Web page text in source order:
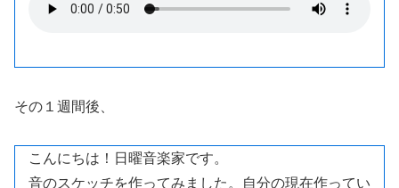
その１週間後、
こんにちは！日曜音楽家です。
音のスケッチを作ってみました。自分の現在作ってい